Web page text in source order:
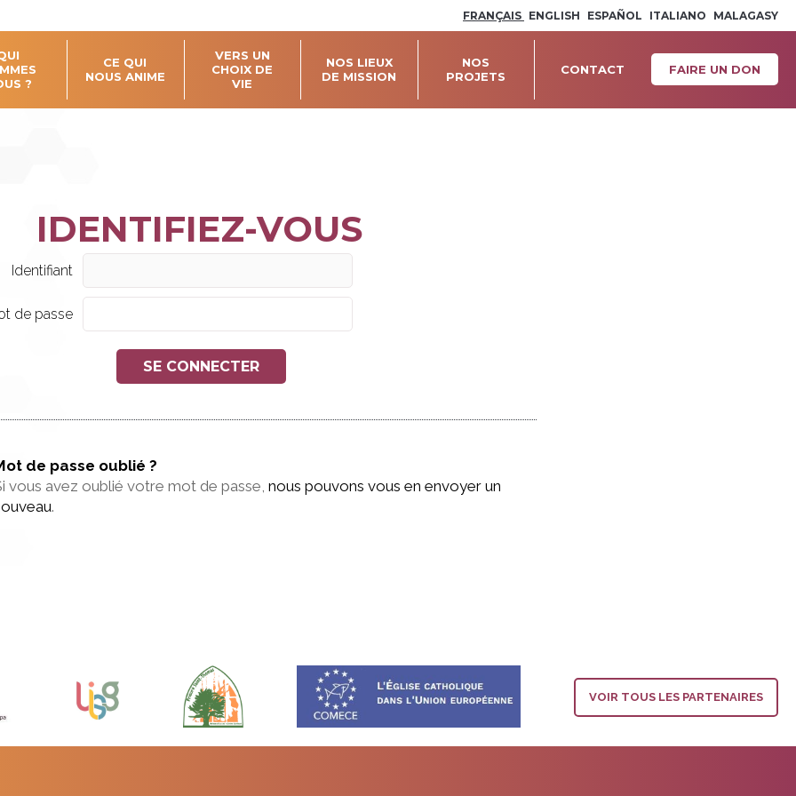
FRANÇAIS ENGLISH ESPAÑOL ITALIANO MALAGASY
?
CE QUI
NOUS ANIME
VERS UN
CHOIX DE
VIE
NOS LIEUX
DE MISSION
NOS
PROJETS
CONTACT FAIRE UN DON
Identifiant
de passe
de passe oublié ?
vous avez oublié votre mot de passe, nous pouvons vous en envoyer un
.
VOIR TOUS LES PARTENAIRES